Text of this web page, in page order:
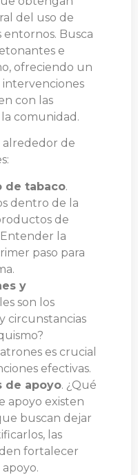
del uso de
entornos. Busca
e
ofreciendo un
intervenciones
con las
comunidad.
de
de tabaco.
dentro de la
de
la
paso para
y
son los
circunstancias
es crucial
efectivas.
de apoyo. ¿Qué
apoyo existen
buscan dejar
las
fortalecer